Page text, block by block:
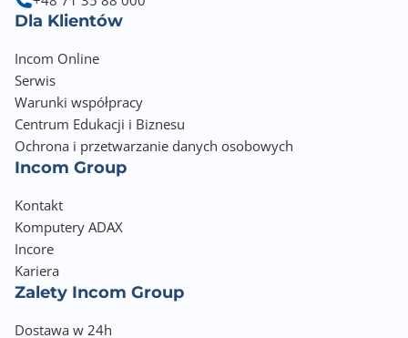
Dla Klientów
Incom Online
Serwis
Warunki współpracy
Centrum Edukacji i Biznesu
Ochrona i przetwarzanie danych osobowych
Incom Group
Kontakt
Komputery ADAX
Incore
Kariera
Zalety Incom Group
Dostawa w 24h